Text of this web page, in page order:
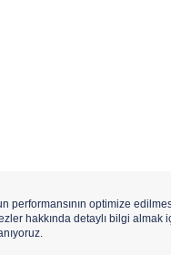
ETBİS’eKayıtlıdır.